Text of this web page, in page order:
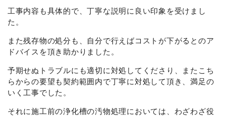
5
o
o
f
5
工事内容も具体的で、丁寧な説明に良い印象を受けまし
た。
また残存物の処分も、自分で行えばコストが下がるとのア
ドバイスを頂き助かりました。
予期せぬトラブルにも適切に対処してくださり、またこち
らからの要望も契約範囲内で丁寧に対処して頂き、満足の
いく工事でした。
それに施工前の浄化槽の汚物処理においては、わざわざ役